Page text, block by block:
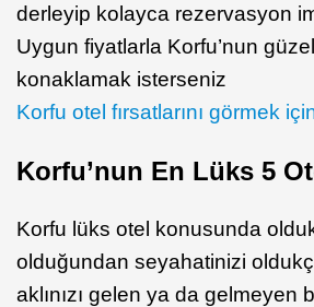
derleyip kolayca rezervasyon
Uygun fiyatlarla Korfu’nun
konaklamak isterseniz
Korfu otel fırsatlarını görmek
Korfu’nun En Lüks 5
Korfu lüks otel konusunda
olduğundan seyahatinizi
aklınızı gelen ya da gelmeyen